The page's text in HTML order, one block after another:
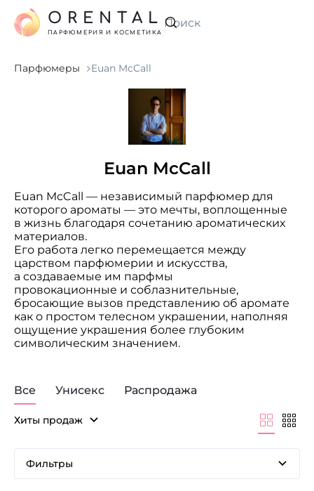
Искать
ORENTAL
ПАРФЮМЕРИЯ И КОСМЕТИКА
Парфюмеры Euan McCall
Euan McCall
Euan McCall — независимый парфюмер для
которого ароматы — это мечты, воплощенные
в жизнь благодаря сочетанию ароматических
материалов.
Его работа легко перемещается между
царством парфюмерии и искусства,
а создаваемые им парфмы
провокационные и соблазнительные,
бросающие вызов представлению об аромате
как о простом телесном украшении, наполняя
ощущение украшения более глубоким
символическим значением.
Все Унисекс Распродажа
Хиты продаж
Фильтры